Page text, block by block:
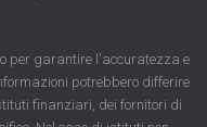
per garantire l'accuratezza e
potrebbero differire
finanziari, dei fornitori di